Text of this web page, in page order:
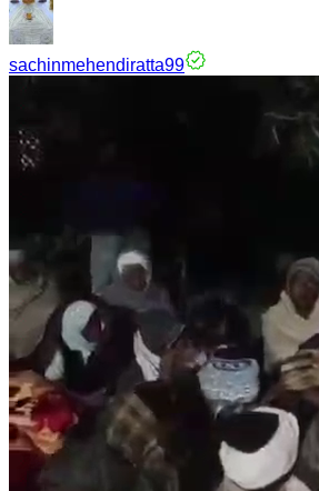
sachinmehendiratta99